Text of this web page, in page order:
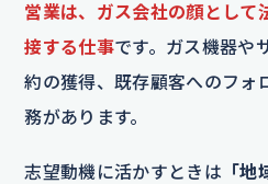
営業は、ガス会社の顔として
接する仕事です。ガス機器や
約の獲得、既存顧客へのフォ
務があります。
志望動機に活かすときは 「